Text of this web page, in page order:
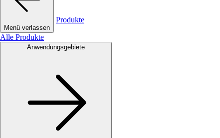
Menü verlassen
Produkte
Alle Produkte
Anwendungsgebiete